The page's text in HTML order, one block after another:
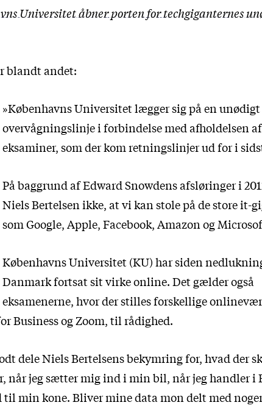
Universitet åbner porten for techgiganternes
blandt andet:
»Københavns Universitet lægger sig på en unødigt
overvågningslinje i forbindelse med afholdelsen
eksaminer, som der kom retningslinjer ud for i
På baggrund af Edward Snowdens afsløringer i
Niels Bertelsen ikke, at vi kan stole på de store it-
som Google, Apple, Facebook, Amazon og
Københavns Universitet (KU) har siden
Danmark fortsat sit virke online. Det gælder også
eksamenerne, hvor der stilles forskellige
Business og Zoom, til rådighed.
dele Niels Bertelsens bekymring for, hvad der
når jeg sætter mig ind i min bil, når jeg handler i
til min kone. Bliver mine data mon delt med